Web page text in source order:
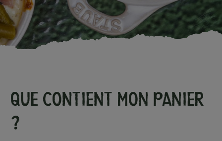
Que contient mon panier
?